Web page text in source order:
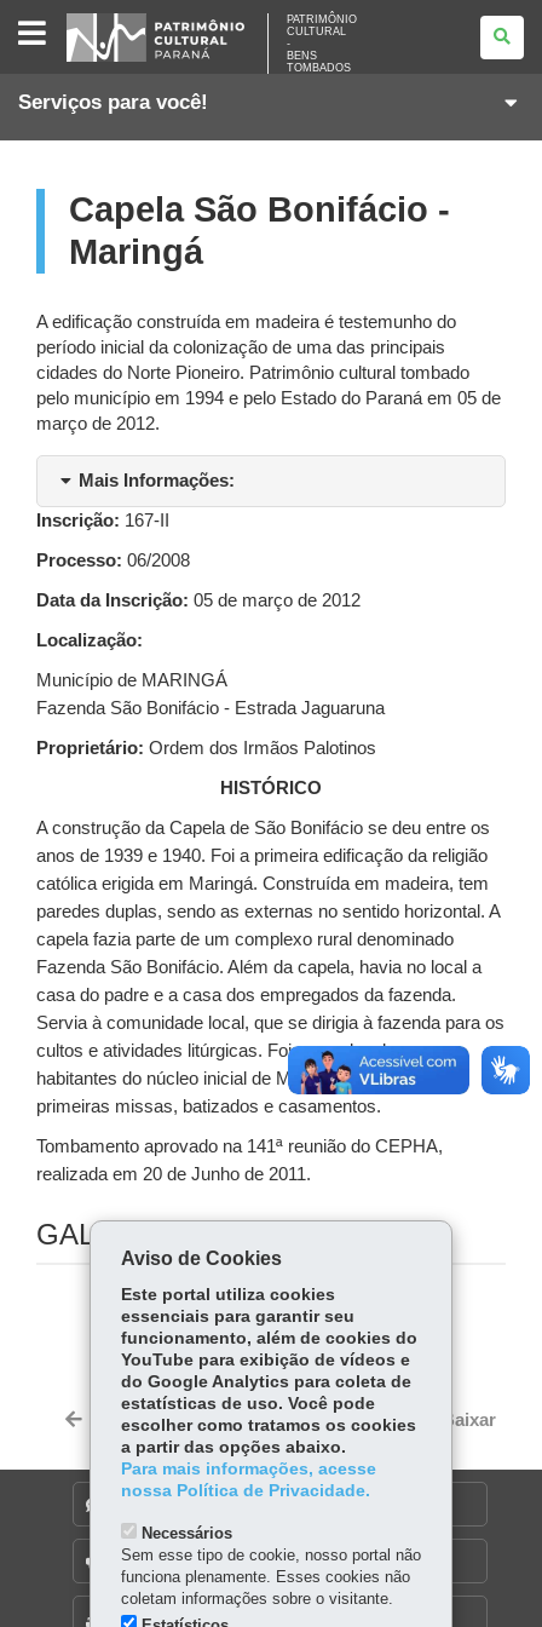
PATRIMÔNIO
CULTURAL
PATRIMÔNIO
CULTURAL
-
BENS
TOMBADOS
Serviços para você!
Capela São Bonifácio -
Maringá
A edificação construída em madeira é testemunho do
período inicial da colonização de uma das principais
cidades do Norte Pioneiro. Patrimônio cultural tombado
pelo município em 1994 e pelo Estado do Paraná em 05 de
março de 2012.
Mais Informações:
Inscrição: 167-II
Processo: 06/2008
Data da Inscrição: 05 de março de 2012
Localização:
Município de MARINGÁ
Fazenda São Bonifácio - Estrada Jaguaruna
Proprietário: Ordem dos Irmãos Palotinos
HISTÓRICO
A construção da Capela de São Bonifácio se deu entre os
anos de 1939 e 1940. Foi a primeira edificação da religião
católica erigida em Maringá. Construída em madeira, tem
paredes duplas, sendo as externas no sentido horizontal. A
capela fazia parte de um complexo rural denominado
Fazenda São Bonifácio. Além da capela, havia no local a
casa do padre e a casa dos empregados da fazenda.
Servia à comunidade local, que se dirigia à fazenda para os
cultos e atividades litúrgicas. Foi nesse local que os
habitantes do núcleo inicial de Maringá realizaram as
primeiras missas, batizados e casamentos.
Tombamento aprovado na 141ª reunião do CEPHA,
realizada em 20 de Junho de 2011.
GALERIA DE IMAGENS
COMPARTILHE:
Fa
ce
bo
ok
Tw
itt
er
W
ha
ts
p
Voltar Início Imprimir Baixar
MAPA DO SITE
OUVIDORIA
Aviso de Cookies
Este portal utiliza cookies
essenciais para garantir seu
funcionamento, além de cookies do
YouTube para exibição de vídeos e
do Google Analytics para coleta de
estatísticas de uso. Você pode
escolher como tratamos os cookies
a partir das opções abaixo.
Para mais informações, acesse
nossa Política de Privacidade.
Necessários
Sem esse tipo de cookie, nosso portal não
funciona plenamente. Esses cookies não
coletam informações sobre o visitante.